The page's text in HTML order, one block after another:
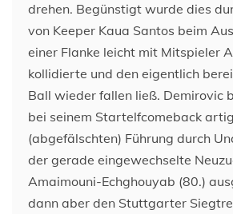
drehen. Begünstigt wurde dies
von Keeper Kaua Santos beim
einer Flanke leicht mit Mitspieler
kollidierte und den eigentlich
Ball wieder fallen ließ. Demirovic
bei seinem Startelfcomeback
(abgefälschten) Führung durch
der gerade eingewechselte
Amaimouni-Echghouyab (80.)
dann aber den Stuttgarter